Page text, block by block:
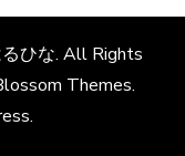
ひな. All Rights
Themes.
.